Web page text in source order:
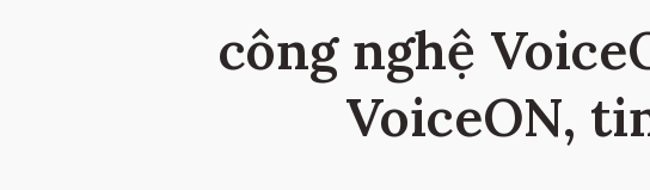
công nghệ
VoiceON,